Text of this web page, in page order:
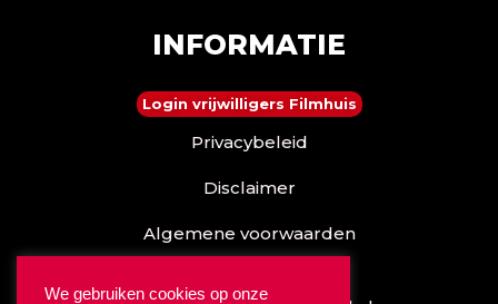
INFORMATIE
Login vrijwilligers Filmhuis
Privacybeleid
Disclaimer
Algemene voorwaarden
We gebruiken cookies op onze